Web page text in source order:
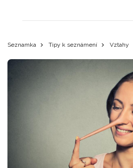
Seznamka Tipy k seznámení Vztahy